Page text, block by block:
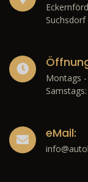
Suchsdorf
Montags -
eMail: